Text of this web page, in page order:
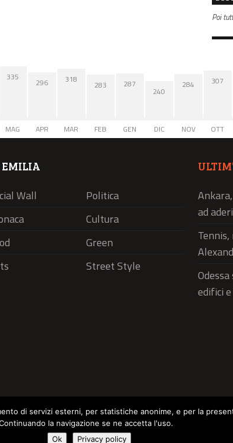
Poi
335
MAG
296
APR
318
MAR
283
FEB
287
GEN
240
DIC
284
NOV
307
OTT
EMILIA
Wall
Politica
Cultura
Green
Street Style
ad
edifici
Social Wall Politica
di servizi esterni, per statistiche anonime, e per la
la navigazione se ne accetta l'uso.
Ok
Privacy policy